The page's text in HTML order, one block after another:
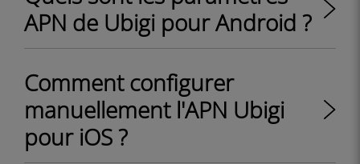
APN de Ubigi pour Android ?
Comment configurer
manuellement l'APN Ubigi
pour iOS ?